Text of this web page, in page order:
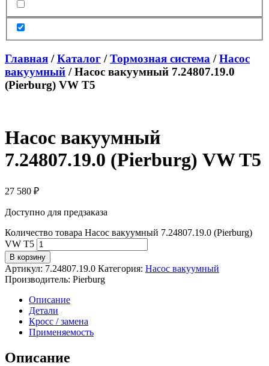
Главная /Каталог /Тормозная система /Насос
вакуумный / Насос вакуумный 7.24807.19.0
(Pierburg) VW T5
Насос вакуумный
7.24807.19.0 (Pierburg) VW T5
27 580 ₽
Доступно для предзаказа
Количество товара Насос вакуумный 7.24807.19.0 (Pierburg)
VW T5
В корзину
Артикул: 7.24807.19.0 Категория: Насос вакуумный
Производитель: Pierburg
Описание
Детали
Кросс / замена
Применяемость
Описание